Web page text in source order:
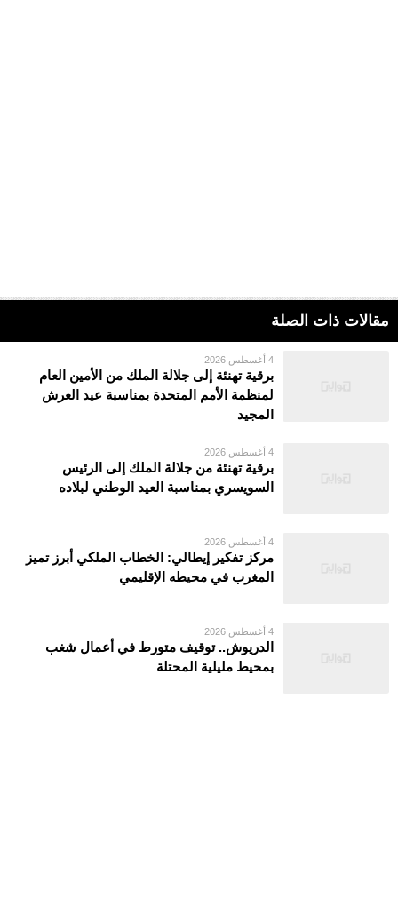
مقالات ذات الصلة
4 أغسطس 2026
برقية تهنئة إلى جلالة الملك من الأمين العام
لمنظمة الأمم المتحدة بمناسبة عيد العرش
المجيد
4 أغسطس 2026
برقية تهنئة من جلالة الملك إلى الرئيس
السويسري بمناسبة العيد الوطني لبلاده
4 أغسطس 2026
مركز تفكير إيطالي: الخطاب الملكي أبرز تميز
المغرب في محيطه الإقليمي
4 أغسطس 2026
الدريوش.. توقيف متورط في أعمال شغب
بمحيط مليلية المحتلة